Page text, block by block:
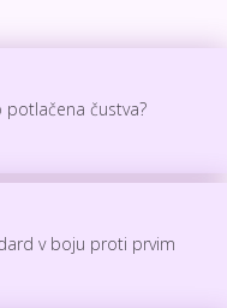
potlačena čustva?
v boju proti prvim